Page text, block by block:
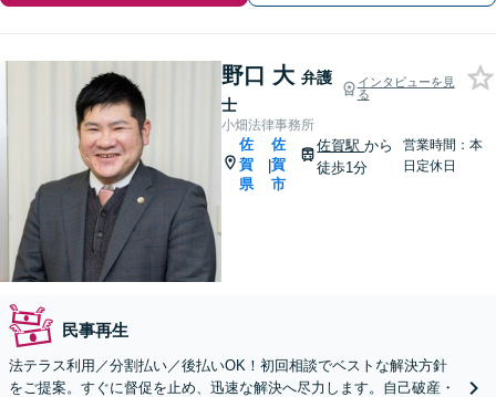
野口 大 弁護
士
インタビューを見
る
小畑法律事務所
佐
賀
県
|
佐
賀
市
佐賀駅から
徒歩1分
営業時間：本
日定休日
民事再生
法テラス利用／分割払い／後払いOK！初回相談でベストな解決方針
をご提案。すぐに督促を止め、迅速な解決へ尽力します。自己破産・